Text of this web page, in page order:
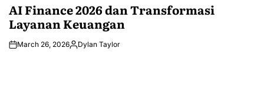
AI Finance 2026 dan Transformasi
Layanan Keuangan
March 26, 2026Posted
Dylan Taylor